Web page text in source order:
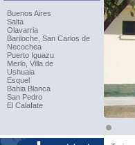
Buenos Aires
Salta
Olavarria
Bariloche, San Carlos de
Necochea
Puerto Iguazu
Merlo, Villa de
Ushuaia
Esquel
Bahia Blanca
San Pedro
El Calafate